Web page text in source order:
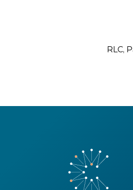
RLC,